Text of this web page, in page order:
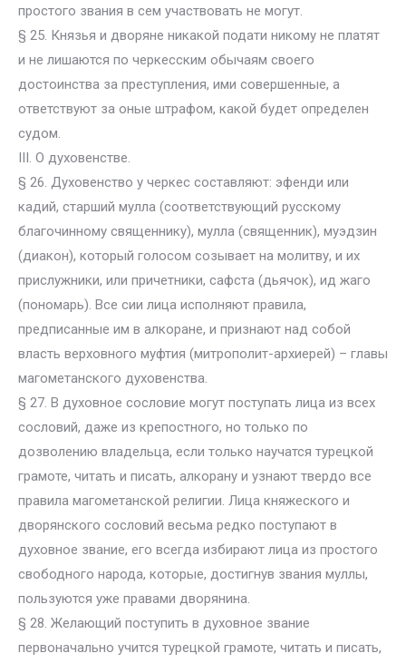
простого звания в сем участвовать не могут.
§ 25. Князья и дворяне никакой подати никому не платят
и не лишаются по черкесским обычаям своего
достоинства за преступления, ими совершенные, а
ответствуют за оные штрафом, какой будет определен
судом.
III. О духовенстве.
§ 26. Духовенство у черкес составляют: эфенди или
кадий, старший мулла (соответствующий русскому
благочинному священнику), мулла (священник), муэдзин
(диакон), который голосом созывает на молитву, и их
прислужники, или причетники, сафста (дьячок), ид жаго
(пономарь). Все сии лица исполняют правила,
предписанные им в алкоране, и признают над собой
власть верховного муфтия (митрополит-архиерей) – главы
магометанского духовенства.
§ 27. В духовное сословие могут поступать лица из всех
сословий, даже из крепостного, но только по
дозволению владельца, если только научатся турецкой
грамоте, читать и писать, алкорану и узнают твердо все
правила магометанской религии. Лица княжеского и
дворянского сословий весьма редко поступают в
духовное звание, его всегда избирают лица из простого
свободного народа, которые, достигнув звания муллы,
пользуются уже правами дворянина.
§ 28. Желающий поступить в духовное звание
первоначально учится турецкой грамоте, читать и писать,